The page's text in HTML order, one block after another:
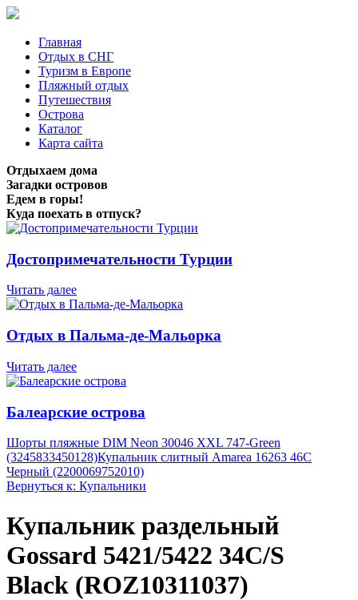
Главная
Отдых в СНГ
Туризм в Европе
Пляжный отдых
Путешествия
Острова
Каталог
Карта сайта
Отдыхаем дома
Загадки островов
Едем в горы!
Куда поехать в отпуск?
Достопримечательности Турции
Читать далее
Отдых в Пальма-де-Мальорка
Читать далее
Балеарские острова
Шорты пляжные DIM Neon 30046 XXL 747-Green
(3245833450128)Купальник слитный Amarea 16263 46C
Черный (2200069752010)
Вернуться к: Купальники
Купальник раздельный
Gossard 5421/5422 34C/S
Black (ROZ10311037)